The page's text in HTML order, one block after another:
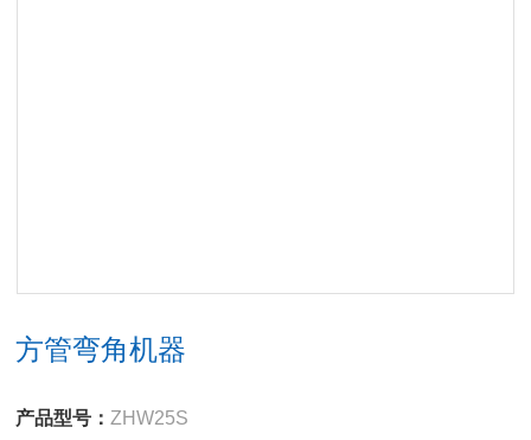
方管弯角机器
产品型号： ZHW25S